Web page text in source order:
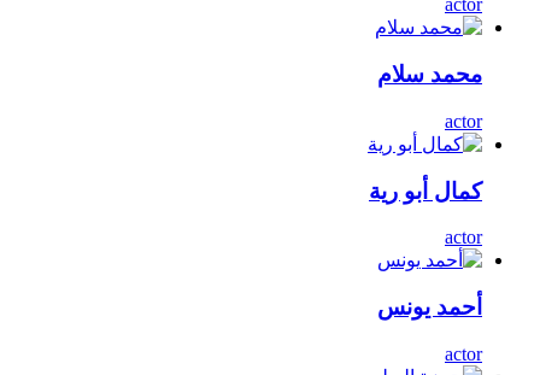
actor
محمد سلام
actor
كمال أبو رية
actor
أحمد يونس
actor